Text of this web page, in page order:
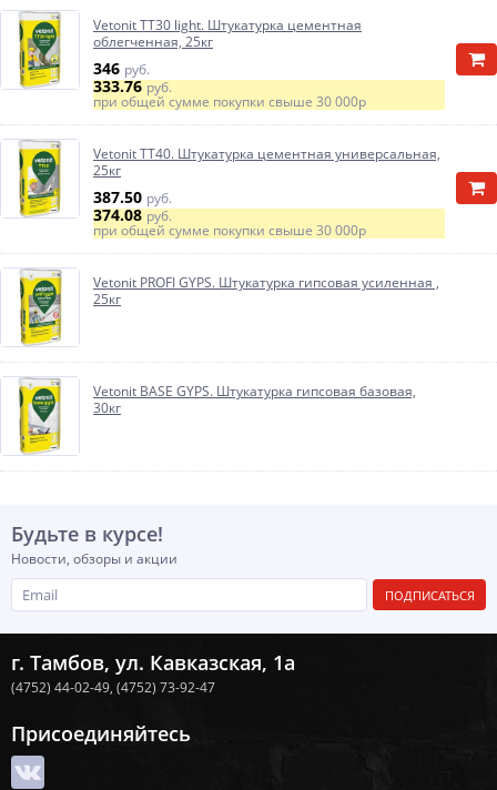
Vetonit ТТ30 light. Штукатурка цементная
облегченная, 25кг
346 руб.
333.76руб.
при общей сумме покупки свыше 30 000р
Vetonit TT40. Штукатурка цементная универсальная,
25кг
387.50 руб.
374.08руб.
при общей сумме покупки свыше 30 000р
Vetonit PROFI GYPS. Штукатурка гипсовая усиленная ,
25кг
Vetonit BASE GYPS. Штукатурка гипсовая базовая,
30кг
Будьте в курсе!
Новости, обзоры и акции
ПОДПИСАТЬСЯ
г. Тамбов, ул. Кавказская, 1а
(4752) 44-02-49, (4752) 73-92-47
Присоединяйтесь